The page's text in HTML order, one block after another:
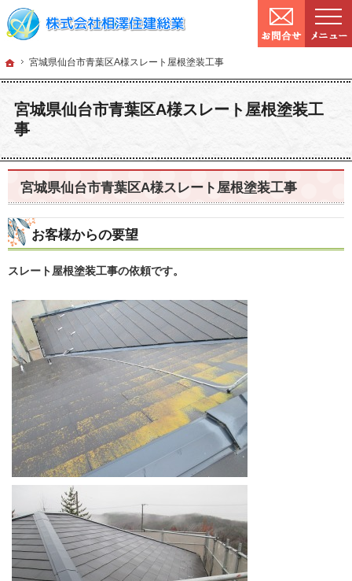
ホーム
宮城県仙台市青葉区A様スレート屋根塗装工事
宮城県仙台市青葉区A様スレート屋根塗装工
事
確かな技術と信頼。宮城県仙台市の塗装・リフォームを手がける工務店なら当社へ
宮城県仙台市の塗装・リフォームなら工務店の相澤住建総業
宮城県仙台市青葉区A様スレート屋根塗装工事
お客様からの要望
スレート屋根塗装工事の依頼です。
ホーム宮城県仙台市